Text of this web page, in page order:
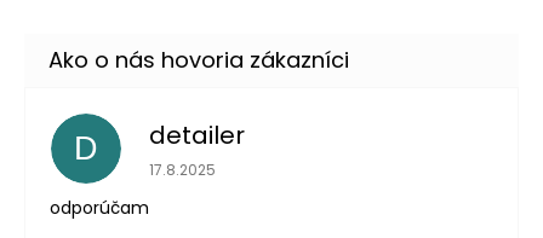
D detailer
Hodnotenie obchodu je 5 z 5 hviezdičiek.
17.8.2025
odporúčam